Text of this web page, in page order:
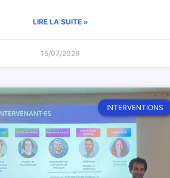
LIRE LA SUITE »
15/07/2026
INTERVENTIONS